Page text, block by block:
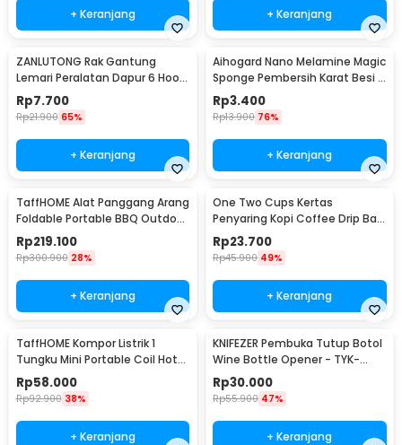
+ Keranjang + Keranjang
ZANLUTONG Rak Gantung
Lemari Peralatan Dapur 6 Hook
Besi - 2137
Rp7.700
Rp21.900 65%
+ Keranjang
Aihogard Nano Melamine Magic
Sponge Pembersih Karat Besi -
CW62
Rp3.400
Rp13.900 76%
+ Keranjang
TaffHOME Alat Panggang Arang
Foldable Portable BBQ Outdoor
Grill Stove - HWSK77
Rp219.100
Rp300.900 28%
+ Keranjang
One Two Cups Kertas
Penyaring Kopi Coffee Drip Bag
Paper Filter 50PCS - T111
Rp23.700
Rp45.900 49%
+ Keranjang
TaffHOME Kompor Listrik 1
Tungku Mini Portable Coil Hot
Plate 500W - C1-1000-03
Rp58.000
Rp92.900 38%
+ Keranjang
KNIFEZER Pembuka Tutup Botol
Wine Bottle Opener - TYK-
074B
Rp30.000
Rp55.900 47%
+ Keranjang